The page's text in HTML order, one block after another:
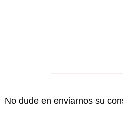
No dude en enviarnos su